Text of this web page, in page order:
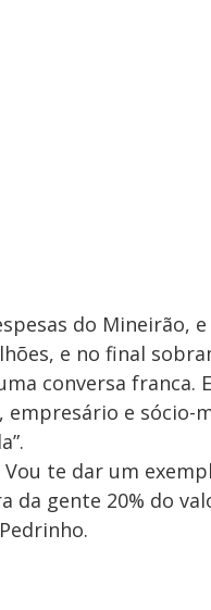
do Mineirão,
e no final
conversa franca.
e sócio-
Vou te dar um
da gente 20% do